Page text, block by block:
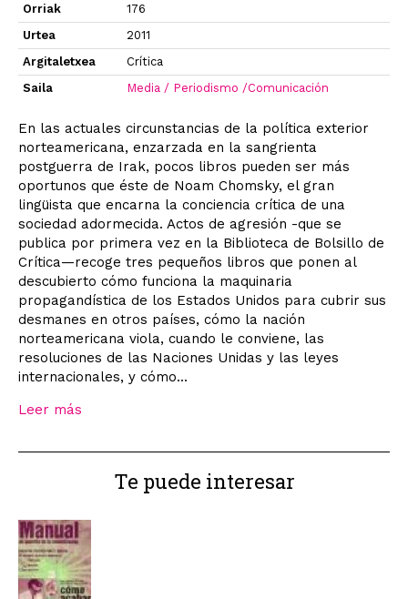
Orriak
176
Urtea
2011
Argitaletxea
Crítica
Saila
Media / Periodismo /Comunicación
En las actuales circunstancias de la política exterior
norteamericana, enzarzada en la sangrienta
postguerra de Irak, pocos libros pueden ser más
oportunos que éste de Noam Chomsky, el gran
lingüista que encarna la conciencia crítica de una
sociedad adormecida. Actos de agresión -que se
publica por primera vez en la Biblioteca de Bolsillo de
Crítica—recoge tres pequeños libros que ponen al
descubierto cómo funciona la maquinaria
propagandística de los Estados Unidos para cubrir sus
desmanes en otros países, cómo la nación
norteamericana viola, cuando le conviene, las
resoluciones de las Naciones Unidas y las leyes
internacionales, y cómo...
Leer más
Te puede interesar